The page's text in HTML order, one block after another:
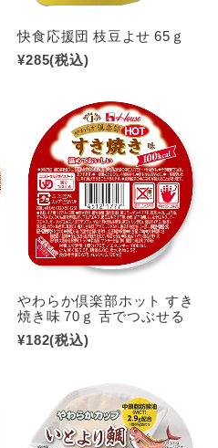
快食応援団 枝豆よせ 65ｇ
¥285(税込)
やわらか倶楽部ホット すき
焼き味 70ｇ 舌でつぶせる
¥182(税込)